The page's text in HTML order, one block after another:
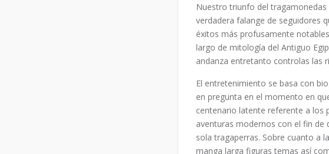
Nuestro triunfo del
verdadera falange de seguidores
éxitos más profusamente
largo de mitología del Antiguo
andanza entretanto controlas las
El entretenimiento se basa con
en pregunta en el momento en
centenario latente referente a los
aventuras modernos con el fin de
sola tragaperras. Sobre cuanto a
manga larga figuras temas así­